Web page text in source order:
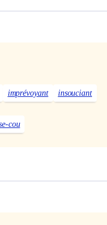
imprévoyant insouciant
cou